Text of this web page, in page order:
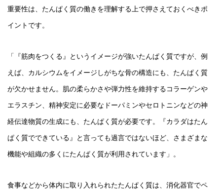
重要性は、たんぱく質の働きを理解する上で押さえておくべきポ
イントです。
「『筋肉をつくる』というイメージが強いたんぱく質ですが、例
えば、カルシウムをイメージしがちな骨の構造にも、たんぱく質
が欠かせません。肌の柔らかさや弾力性を維持するコラーゲンや
エラスチン、精神安定に必要なドーパミンやセロトニンなどの神
経伝達物質の生成にも、たんぱく質が必要です。『カラダはたん
ぱく質でできている』と言っても過言ではないほど、さまざまな
機能や組織の多くにたんぱく質が利用されています」。
食事などから体内に取り入れられたたんぱく質は、消化器官でペ